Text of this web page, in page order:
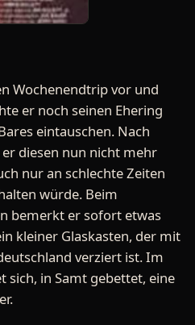
Wochenendtrip vor und
er noch seinen Ehering
eintauschen. Nach
diesen nun nicht mehr
nur an schlechte Zeiten
würde. Beim
bemerkt er sofort etwas
kleiner Glaskasten, der mit
verziert ist. Im
sich, in Samt gebettet, eine